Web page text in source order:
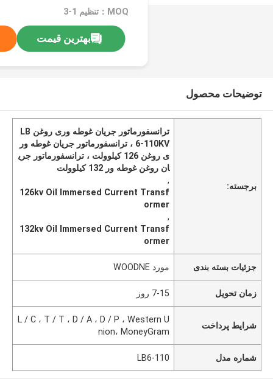
MOQ：تنظیم 1-3
بهترین قیمت
توضیحات محصول
برجسته:
ترانسفورماتور جریان غوطه وری روغن LB
6-110KV ، ترانسفورماتور جریان غوطه ور
ی روغن 126 کیلوولت ، ترانسفورماتور جری
ان روغن غوطه ور 132 کیلوولت
,
126kv Oil Immersed Current Transf
ormer
,
132kv Oil Immersed Current Transf
ormer
جزئیات بسته بندی مورد WOODNE
زمان تحویل 7-15 روز
شرایط پرداخت
L / C ، T / T ، D / A ، D / P ، Western U
nion، MoneyGram
شماره مدل LB6-110